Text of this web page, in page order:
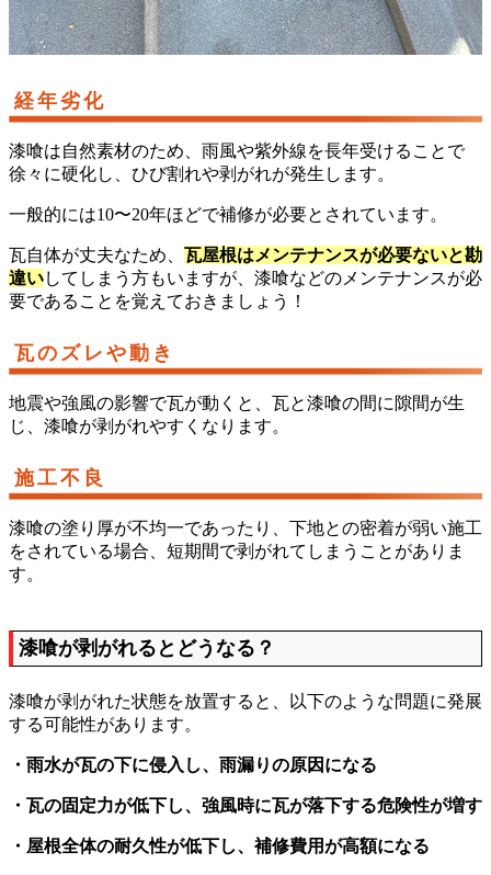
経年劣化
漆喰は自然素材のため、雨風や紫外線を長年受けることで
徐々に硬化し、ひび割れや剥がれが発生します。
一般的には10〜20年ほどで補修が必要とされています。
瓦自体が丈夫なため、 瓦屋根はメンテナンスが必要ないと勘
違いしてしまう方もいますが、漆喰などのメンテナンスが必
要であることを覚えておきましょう！
瓦のズレや動き
地震や強風の影響で瓦が動くと、瓦と漆喰の間に隙間が生
じ、漆喰が剥がれやすくなります。
施工不良
漆喰の塗り厚が不均一であったり、下地との密着が弱い施工
をされている場合、短期間で剥がれてしまうことがありま
す。
漆喰が剥がれるとどうなる？
漆喰が剥がれた状態を放置すると、以下のような問題に発展
する可能性があります。
・雨水が瓦の下に侵入し、雨漏りの原因になる
・瓦の固定力が低下し、強風時に瓦が落下する危険性が増す
・屋根全体の耐久性が低下し、補修費用が高額になる